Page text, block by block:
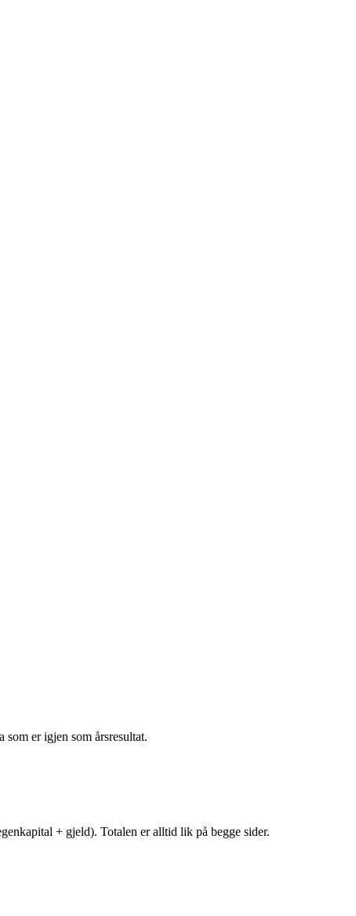
er igjen som årsresultat.
+ gjeld). Totalen er alltid lik på begge sider.